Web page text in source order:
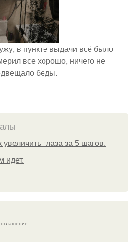
в пункте выдачи всё было
все хорошо, ничего не
беды.
глаза за 5 шагов.
идет.